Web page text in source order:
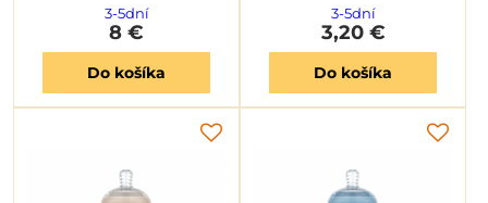
3-5dní
8 €
Do košíka
3-5dní
3,20 €
Do košíka